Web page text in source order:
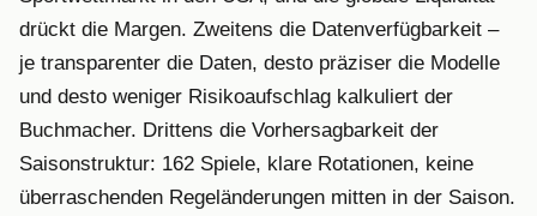
drückt die Margen. Zweitens die Datenverfügbarkeit –
je transparenter die Daten, desto präziser die Modelle
und desto weniger Risikoaufschlag kalkuliert der
Buchmacher. Drittens die Vorhersagbarkeit der
Saisonstruktur: 162 Spiele, klare Rotationen, keine
überraschenden Regeländerungen mitten in der Saison.